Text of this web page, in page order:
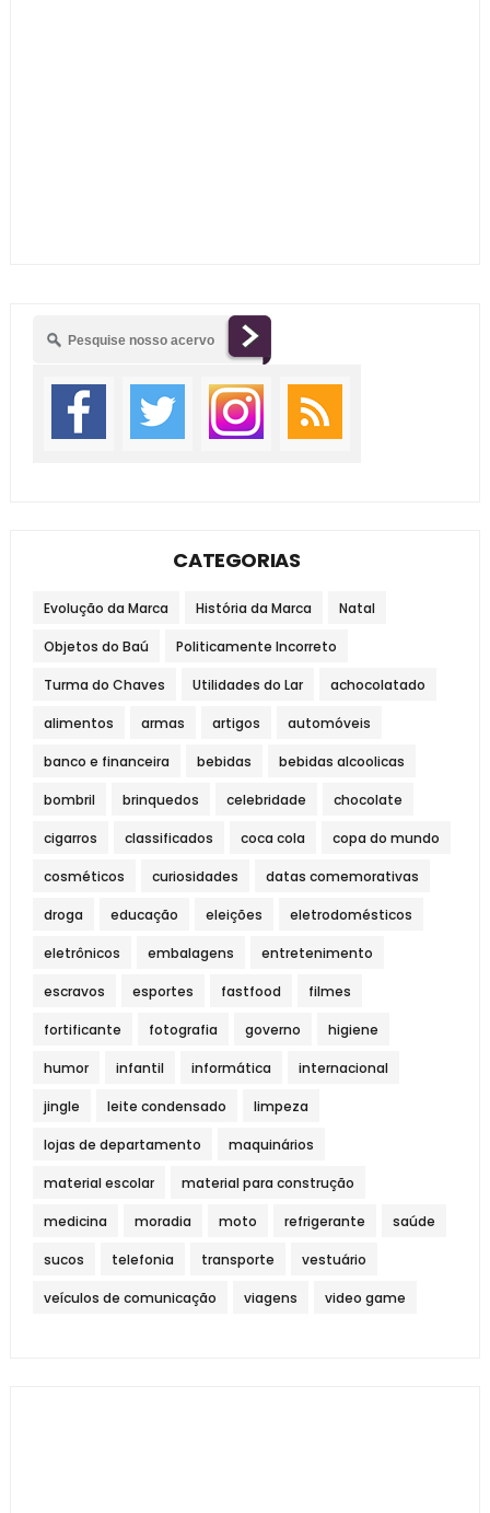
CATEGORIAS
Evolução da Marca História da Marca Natal
Objetos do Baú Politicamente Incorreto
Turma do Chaves Utilidades do Lar achocolatado
alimentos armas artigos automóveis
banco e financeira bebidas bebidas alcoolicas
bombril brinquedos celebridade chocolate
cigarros classificados coca cola copa do mundo
cosméticos curiosidades datas comemorativas
droga educação eleições eletrodomésticos
eletrônicos embalagens entretenimento
escravos esportes fastfood filmes
fortificante fotografia governo higiene
humor infantil informática internacional
jingle leite condensado limpeza
lojas de departamento maquinários
material escolar material para construção
medicina moradia moto refrigerante saúde
sucos telefonia transporte vestuário
veículos de comunicação viagens video game